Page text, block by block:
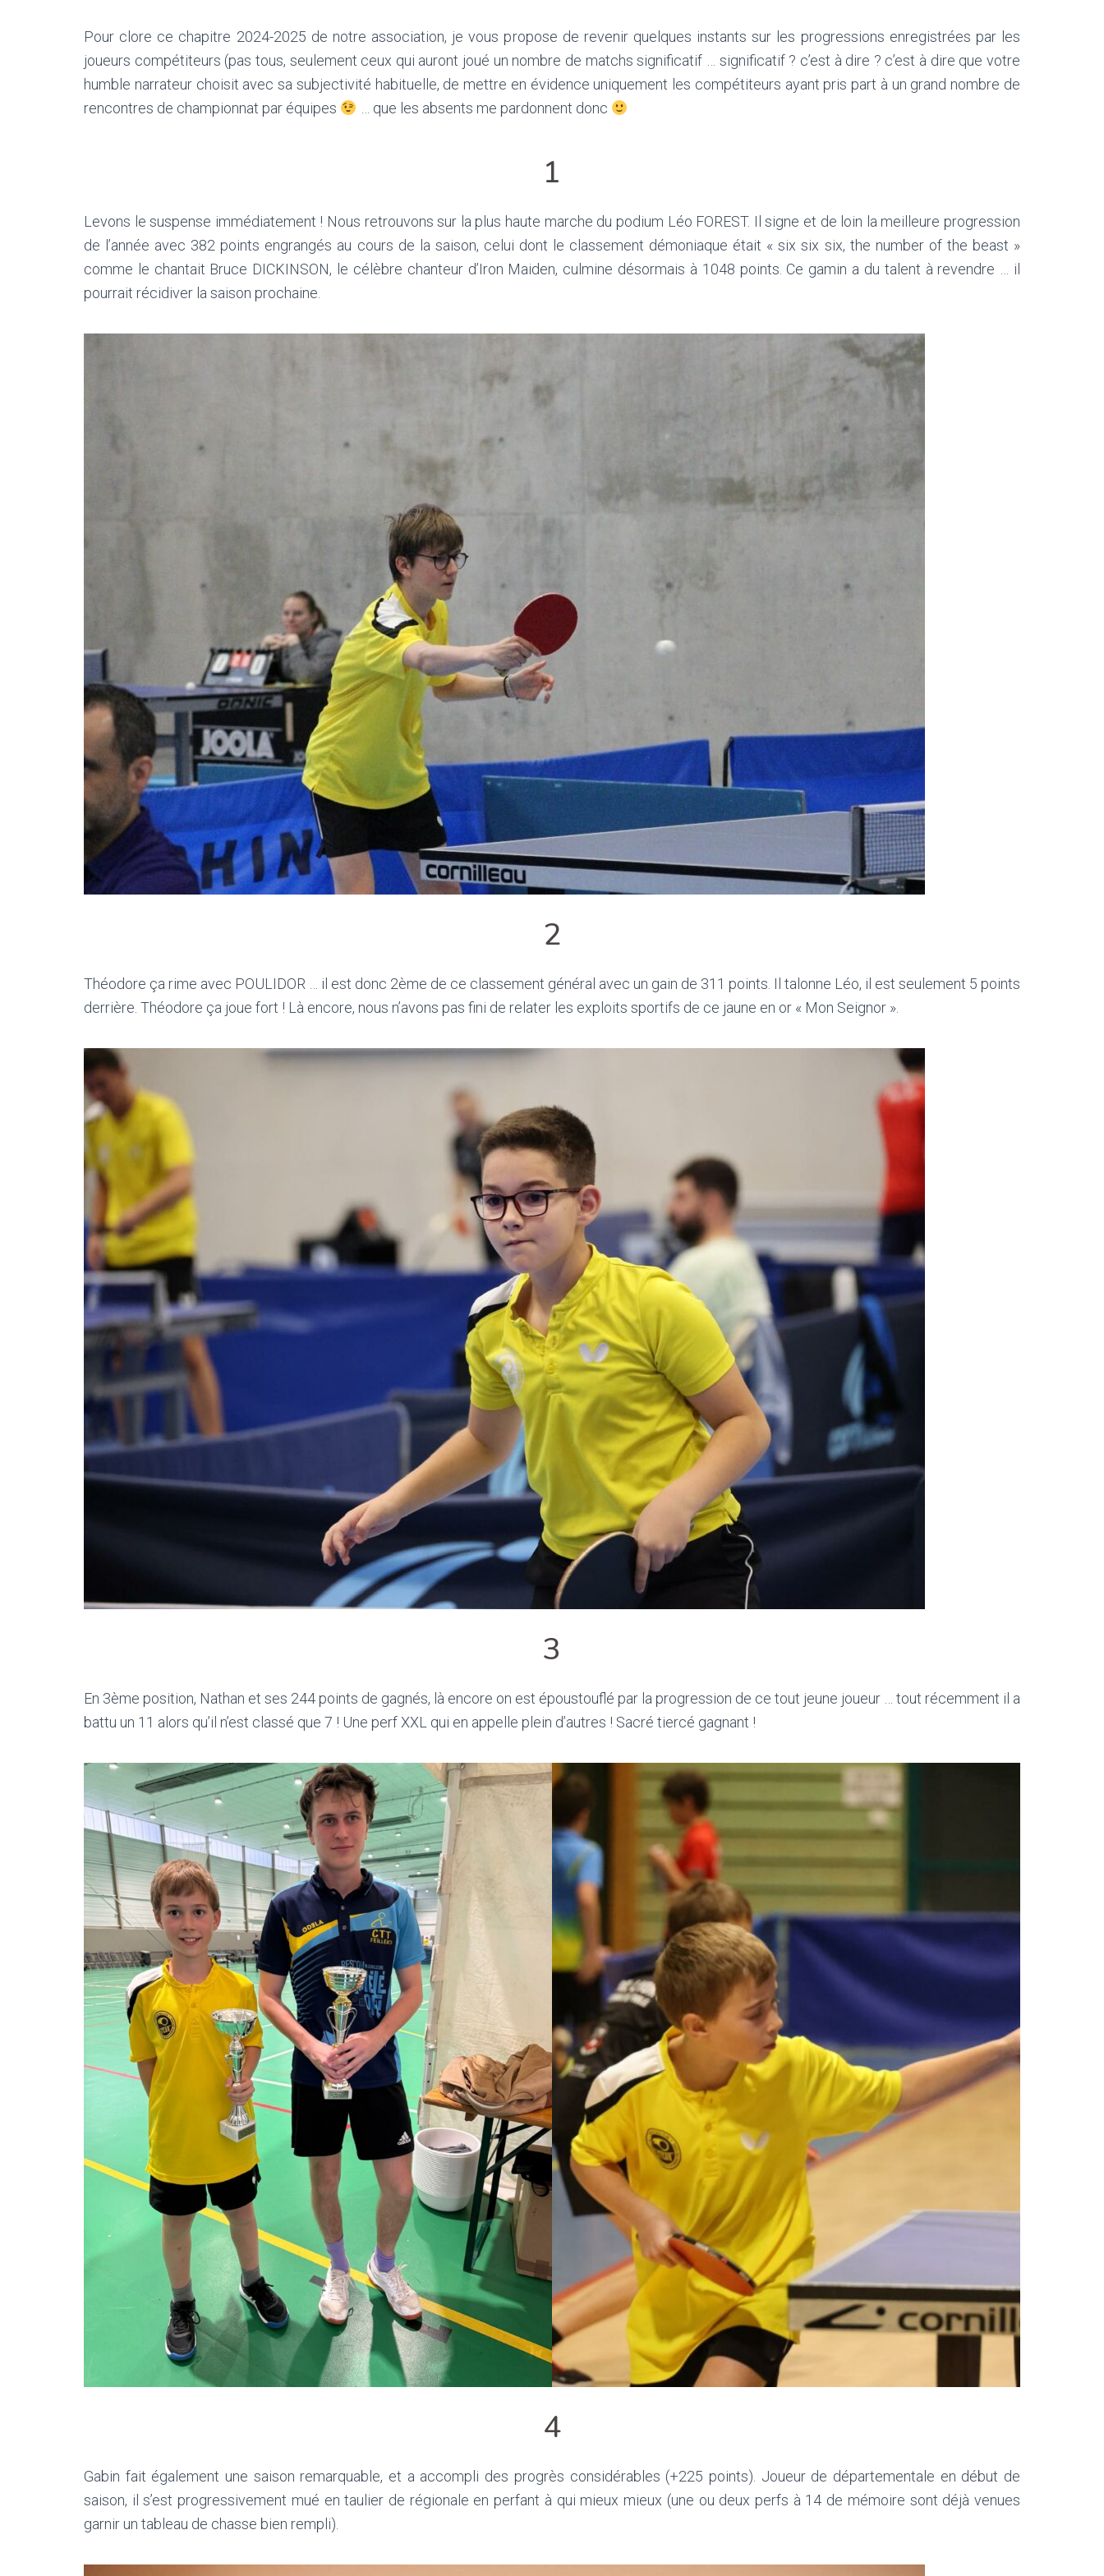
Pour clore ce chapitre 2024-2025 de notre association, je vous propose de revenir quelques instants sur les progressions enregistrées par les
joueurs compétiteurs (pas tous, seulement ceux qui auront joué un nombre de matchs significatif … significatif ? c’est à dire ? c’est à dire que votre
humble narrateur choisit avec sa subjectivité habituelle, de mettre en évidence uniquement les compétiteurs ayant pris part à un grand nombre de
rencontres de championnat par équipes
… que les absents me pardonnent donc
1
Levons le suspense immédiatement ! Nous retrouvons sur la plus haute marche du podium Léo FOREST. Il signe et de loin la meilleure progression
de l’année avec 382 points engrangés au cours de la saison, celui dont le classement démoniaque était « six six six, the number of the beast »
comme le chantait Bruce DICKINSON, le célèbre chanteur d’Iron Maiden, culmine désormais à 1048 points. Ce gamin a du talent à revendre … il
pourrait récidiver la saison prochaine.
2
Théodore ça rime avec POULIDOR … il est donc 2ème de ce classement général avec un gain de 311 points. Il talonne Léo, il est seulement 5 points
derrière. Théodore ça joue fort ! Là encore, nous n’avons pas fini de relater les exploits sportifs de ce jaune en or « Mon Seignor ».
3
En 3ème position, Nathan et ses 244 points de gagnés, là encore on est époustouflé par la progression de ce tout jeune joueur … tout récemment il a
battu un 11 alors qu’il n’est classé que 7 ! Une perf XXL qui en appelle plein d’autres ! Sacré tiercé gagnant !
4
Gabin fait également une saison remarquable, et a accompli des progrès considérables (+225 points). Joueur de départementale en début de
saison, il s’est progressivement mué en taulier de régionale en perfant à qui mieux mieux (une ou deux perfs à 14 de mémoire sont déjà venues
garnir un tableau de chasse bien rempli).